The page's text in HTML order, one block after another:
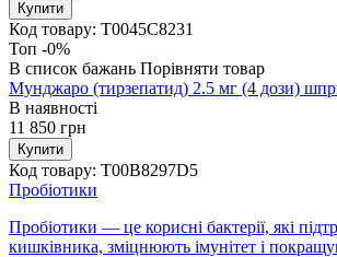
Купити
Код товару: T0045C8231
Топ -0%
В список бажань Порівняти товар
Мунджаро (тирзепатид) 2.5 мг (4 дози)
В наявності
11 850 грн
Купити
Код товару: T00B8297D5
Пробіотики
Пробіотики — це корисні бактерії, які
кишківника, зміцнюють імунітет і